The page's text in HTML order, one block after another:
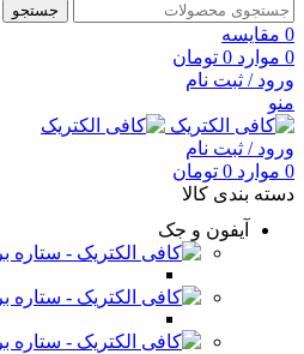
جستجو
0 مقایسه
0 موارد 0 تومان
ورود / ثبت نام
منو
ورود / ثبت نام
0 موارد 0 تومان
دسته بندی کالا
آیفون و جک